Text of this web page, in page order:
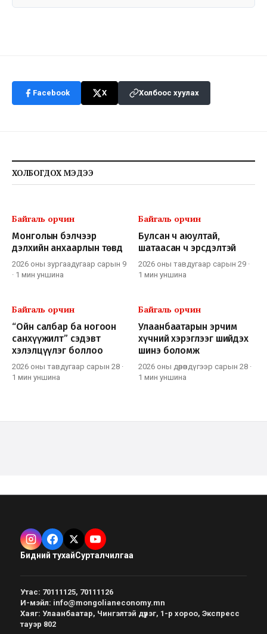
Facebook X Холбоос хуулах
ХОЛБОГДОХ МЭДЭЭ
Байгаль орчин
Монголын бэлчээр
дэлхийн анхаарлын төвд
2026 оны зургаадугаар сарын 9
· 1 мин уншина
Байгаль орчин
Булсан ч аюултай,
шатаасан ч эрсдэлтэй
2026 оны тавдугаар сарын 29 ·
1 мин уншина
Байгаль орчин
“Ойн салбар ба ногоон
санхүүжилт” сэдэвт
хэлэлцүүлэг боллоо
2026 оны тавдугаар сарын 28 ·
1 мин уншина
Байгаль орчин
Улаанбаатарын эрчим
хүчний хэрэглээг шийдэх
шинэ боломж
2026 оны дөрөвдүгээр сарын 28 ·
1 мин уншина
Бидний тухайСурталчилгаа
Утас: 70111125, 70111126
И-мэйл: info@mongolianeconomy.mn
Хаяг: Улаанбаатар, Чингэлтэй дүүрэг, 1-р хороо, Экспресс
тауэр 802